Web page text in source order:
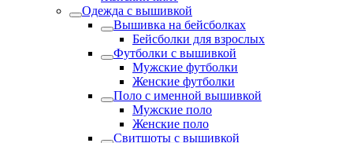
Одежда с вышивкой
Вышивка на бейсболках
Бейсболки для взрослых
Футболки с вышивкой
Мужские футболки
Женские футболки
Поло с именной вышивкой
Мужские поло
Женские поло
Свитшоты с вышивкой